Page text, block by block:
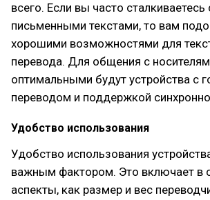
всего. Если вы часто сталкиваетесь
письменными текстами, то вам
хорошими возможностями для
перевода. Для общения с
оптимальными будут устройства с
переводом и поддержкой
Удобство использования
Удобство использования
важным фактором. Это включает в
аспекты, как размер и вес